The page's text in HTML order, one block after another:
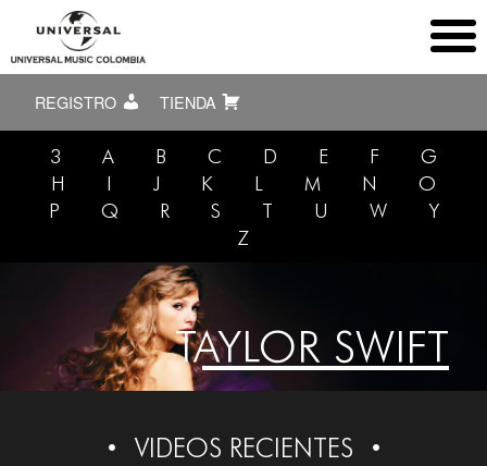
REGISTRO TIENDA
3 A B C D E F
G
H
I J K L M N
O
P
Q R S T U W
Y
Z
TAYLOR SWIFT
VIDEOS RECIENTES